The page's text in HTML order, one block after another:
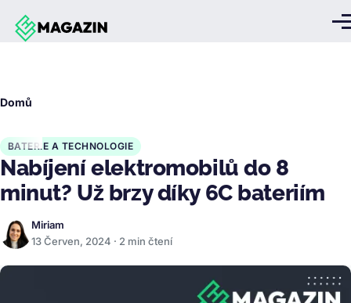
Přejít k hlavnímu obsahu
Domů
BATERIE A TECHNOLOGIE
Nabíjení elektromobilů do 8
minut? Už brzy díky 6C bateriím
Miriam
13 Červen, 2024 · 2 min čtení